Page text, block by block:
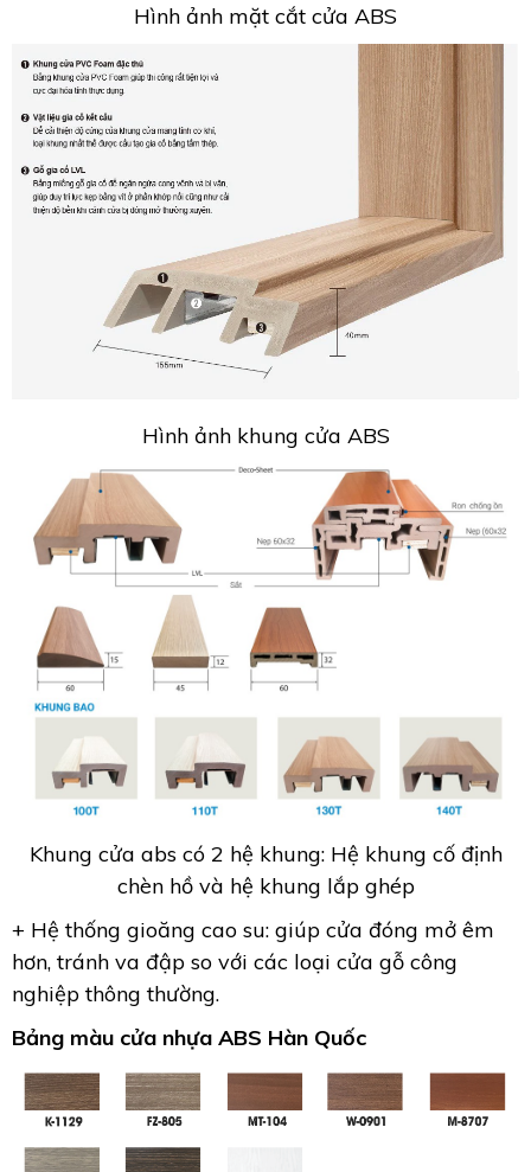
Hình ảnh mặt cắt cửa ABS
Hình ảnh khung cửa ABS
Khung cửa abs có 2 hệ khung: Hệ khung cố định
chèn hồ và hệ khung lắp ghép
+ Hệ thống gioăng cao su: giúp cửa đóng mở êm
hơn, tránh va đập so với các loại cửa gỗ công
nghiệp thông thường.
Bảng màu cửa nhựa ABS Hàn Quốc
0989877275